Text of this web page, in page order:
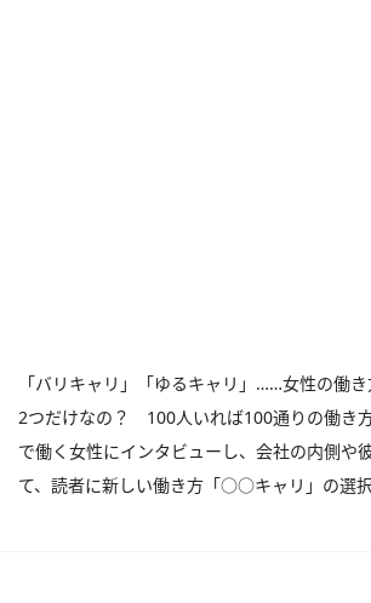
「バリキャリ」「ゆるキャリ」……女性の働
2つだけなの？ 100人いれば100通りの働き
で働く女性にインタビューし、会社の内側や
て、読者に新しい働き方「○○キャリ」の選択